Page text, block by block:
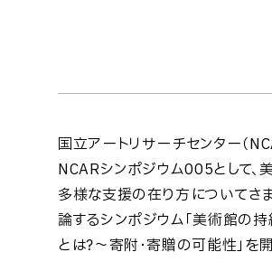
国立アートリサーチセンター（
NCARシンポジウム005として、
多様な支援の在り方についてさ
論するシンポジウム「美術館の
とは？～寄附・寄贈の可能性」を